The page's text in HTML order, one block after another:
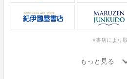
※書店により